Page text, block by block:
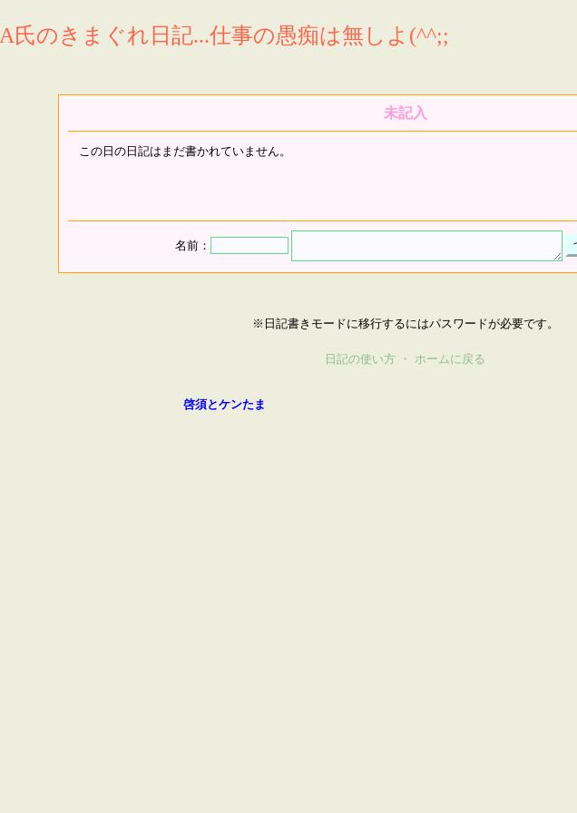
A氏のきまぐれ日記...仕事の愚痴は無しよ(^^;;
未記入
この日の日記はまだ書かれていません。
名前：
※日記書きモードに移行するにはパスワードが必要です。
日記の使い方 ・ ホームに戻る
啓須とケンたま